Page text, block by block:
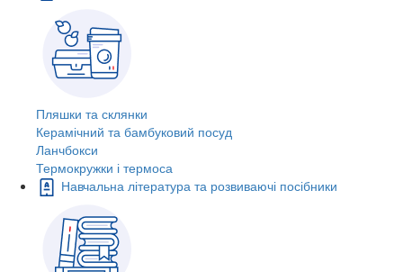
Пляшки та склянки
Керамічний та бамбуковий посуд
Ланчбокси
Термокружки і термоса
Навчальна література та розвиваючі посібники